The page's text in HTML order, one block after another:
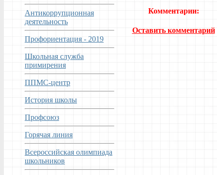
Антикоррупционная
деятельность
Профориентация - 2019
Школьная служба
примирения
ППМС-центр
История школы
Профсоюз
Горячая линия
Всероссийская олимпиада
школьников
Комментарии:
Оставить комментарий